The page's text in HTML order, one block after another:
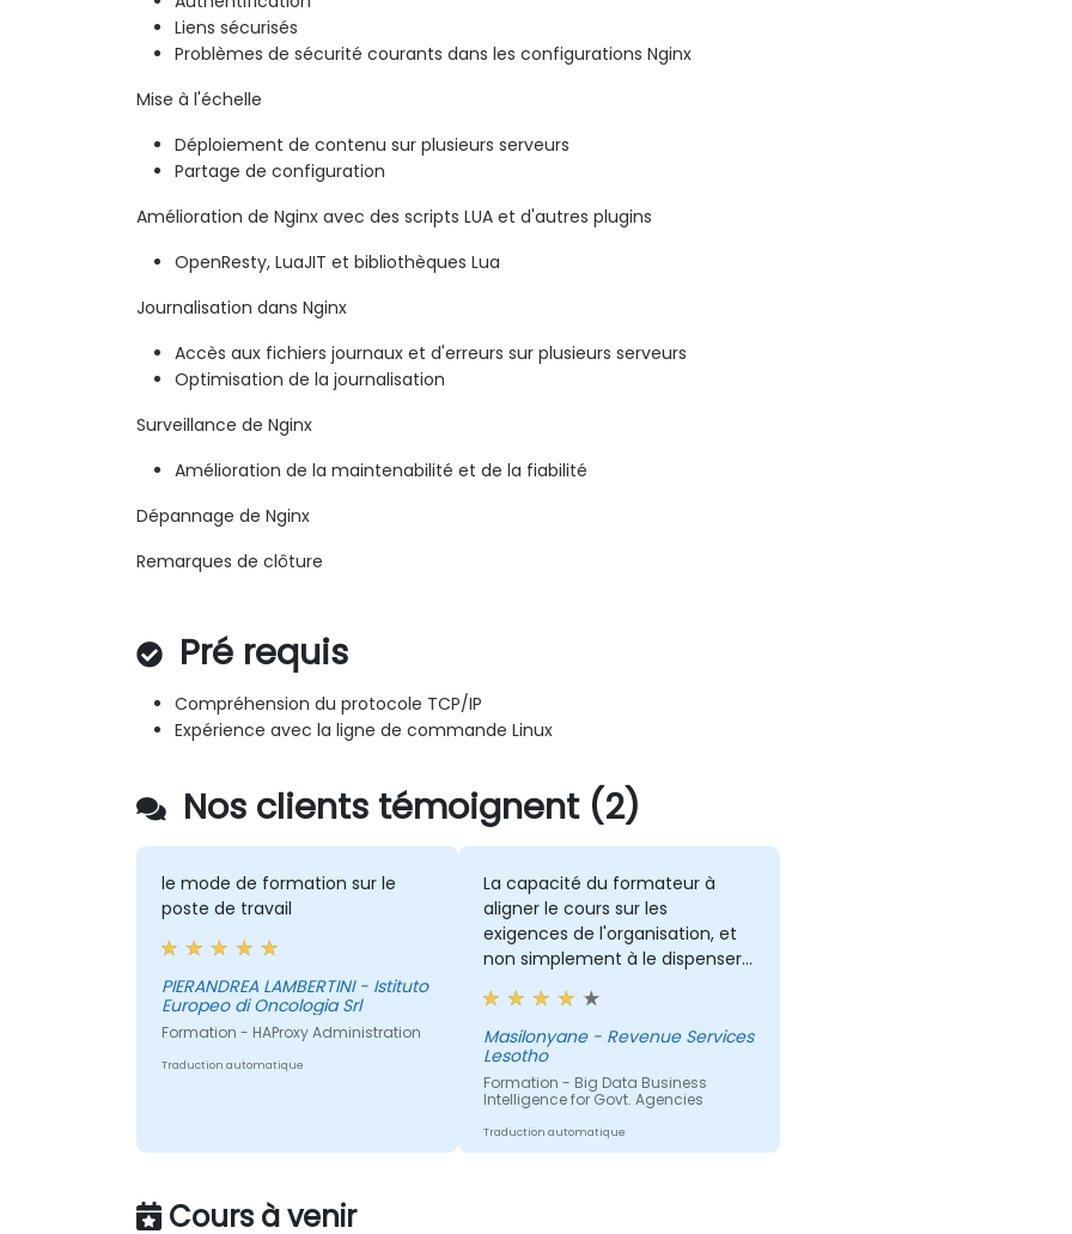
Liens sécurisés
Problèmes de sécurité courants dans les configurations Nginx
Mise à l'échelle
Déploiement de contenu sur plusieurs serveurs
Partage de configuration
Amélioration de Nginx avec des scripts LUA et d'autres plugins
OpenResty, LuaJIT et bibliothèques Lua
Journalisation dans Nginx
Accès aux fichiers journaux et d'erreurs sur plusieurs serveurs
Optimisation de la journalisation
Surveillance de Nginx
Amélioration de la maintenabilité et de la fiabilité
Dépannage de Nginx
Remarques de clôture
Pré requis
Compréhension du protocole TCP/IP
Expérience avec la ligne de commande Linux
Nos clients témoignent (2)
le mode de formation sur le
poste de travail
PIERANDREA LAMBERTINI - Istituto
Europeo di Oncologia Srl
Formation - HAProxy Administration
Traduction automatique
La capacité du formateur à
aligner le cours sur les
exigences de l'organisation, et
non simplement à le dispenser
pour le principe de sa livraison.
Masilonyane - Revenue Services
Lesotho
Formation - Big Data Business
Intelligence for Govt. Agencies
Traduction automatique
Cours à venir